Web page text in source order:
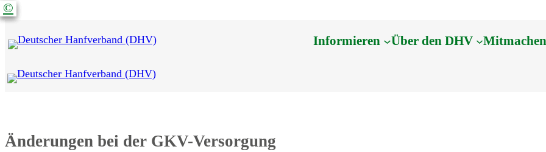
Informieren Über den DHV Mitmachen
Änderungen bei der GKV-Versorgung
©
©
©
©